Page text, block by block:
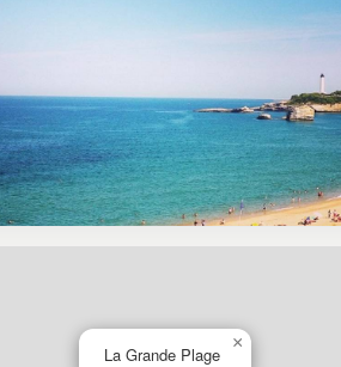
La Grande Plage
×